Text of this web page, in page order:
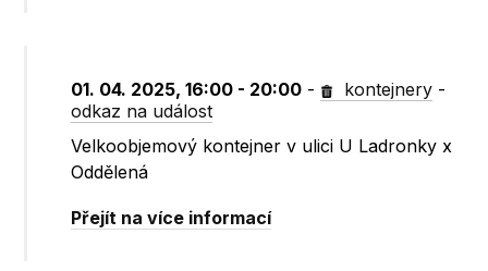
01. 04. 2025, 16:00 - 20:00 - kontejnery -
odkaz na událost
Velkoobjemový kontejner v ulici U Ladronky x
Oddělená
Přejít na více informací